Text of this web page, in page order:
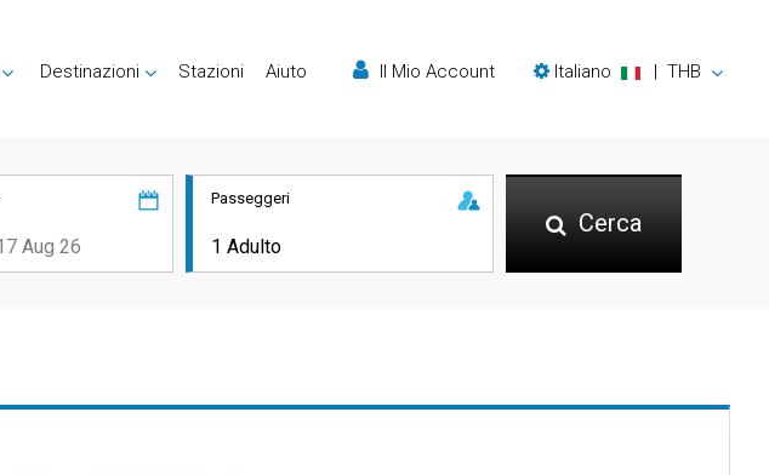
Destinazioni Stazioni Aiuto Il Mio Account Italiano | THB
Passeggeri
Cerca